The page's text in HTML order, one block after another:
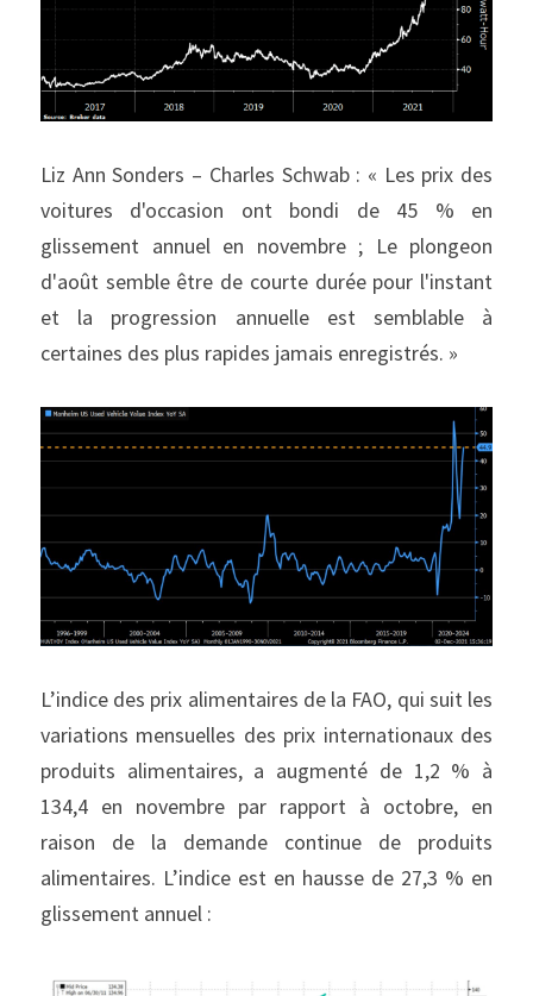
Liz Ann Sonders – Charles Schwab : « Les prix des
voitures d'occasion ont bondi de 45 % en
glissement annuel en novembre ; Le plongeon
d'août semble être de courte durée pour l'instant
et la progression annuelle est semblable à
certaines des plus rapides jamais enregistrés. »
L’indice des prix alimentaires de la FAO, qui suit les
variations mensuelles des prix internationaux des
produits alimentaires, a augmenté de 1,2 % à
134,4 en novembre par rapport à octobre, en
raison de la demande continue de produits
alimentaires. L’indice est en hausse de 27,3 % en
glissement annuel :